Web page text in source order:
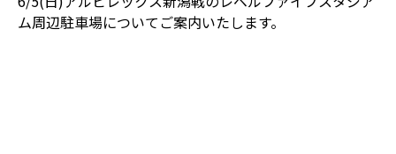
ム周辺駐車場についてご案内いたします。